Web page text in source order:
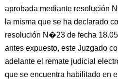
aprobada mediante resolución
la misma que se ha declarado
resolución N�23 de fecha
antes expuesto, este Juzgado
adelante el remate judicial
que se encuentra habilitado en